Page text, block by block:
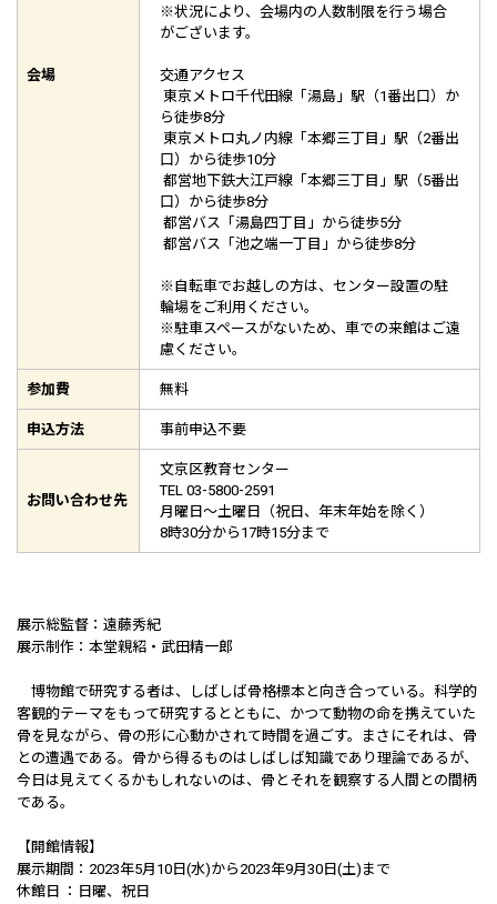
会場
※状況により、会場内の人数制限を行う場合
がございます。
交通アクセス
東京メトロ千代田線「湯島」駅（1番出口）か
ら徒歩8分
東京メトロ丸ノ内線「本郷三丁目」駅（2番出
口）から徒歩10分
都営地下鉄大江戸線「本郷三丁目」駅（5番出
口）から徒歩8分
都営バス「湯島四丁目」から徒歩5分
都営バス「池之端一丁目」から徒歩8分
※自転車でお越しの方は、センター設置の駐
輪場をご利用ください。
※駐車スペースがないため、車での来館はご遠
慮ください。
参加費 無料
申込方法 事前申込不要
お問い合わせ先
文京区教育センター
TEL 03-5800-2591
月曜日～土曜日（祝日、年末年始を除く）
8時30分から17時15分まで
展示総監督：遠藤秀紀
展示制作：本堂親紹・武田精一郎
博物館で研究する者は、しばしば骨格標本と向き合っている。科学的
客観的テーマをもって研究するとともに、かつて動物の命を携えていた
骨を見ながら、骨の形に心動かされて時間を過ごす。まさにそれは、骨
との遭遇である。骨から得るものはしばしば知識であり理論であるが、
今日は見えてくるかもしれないのは、骨とそれを観察する人間との間柄
である。
【開館情報】
展示期間：2023年5月10日(水)から2023年9月30日(土)まで
休館日 ：日曜、祝日